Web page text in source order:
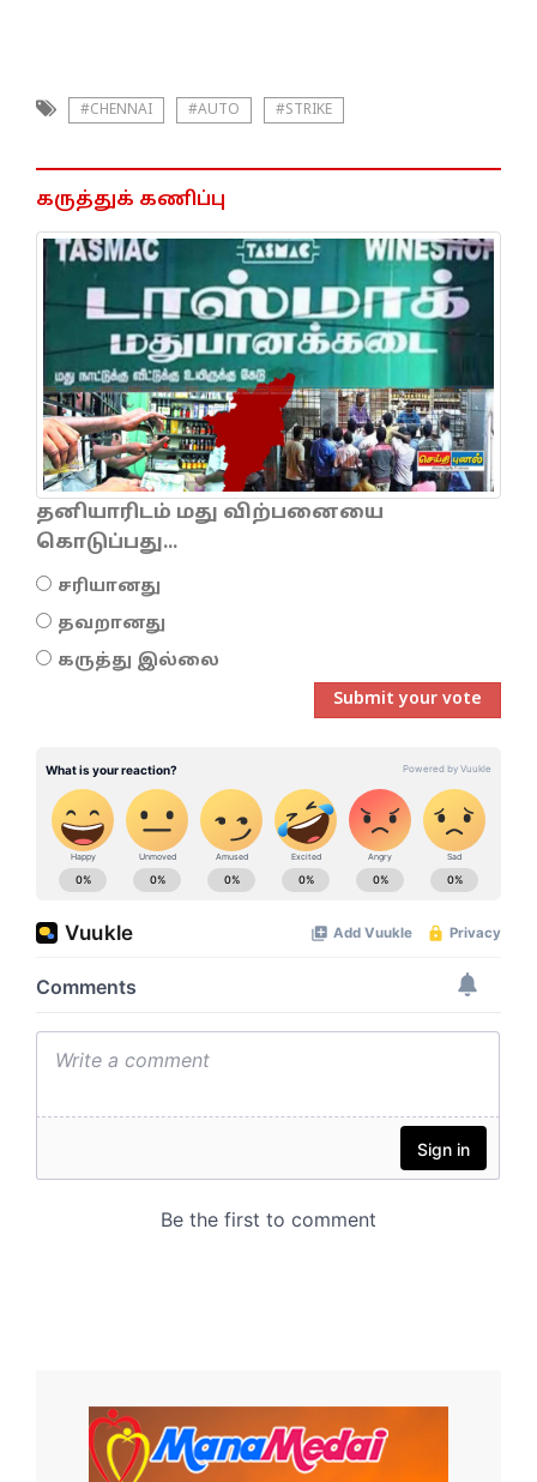
#CHENNAI #AUTO #STRIKE
கருத்துக் கணிப்பு
தனியாரிடம் மது விற்பனையை
கொடுப்பது...
சரியானது
தவறானது
கருத்து இல்லை
Submit your vote